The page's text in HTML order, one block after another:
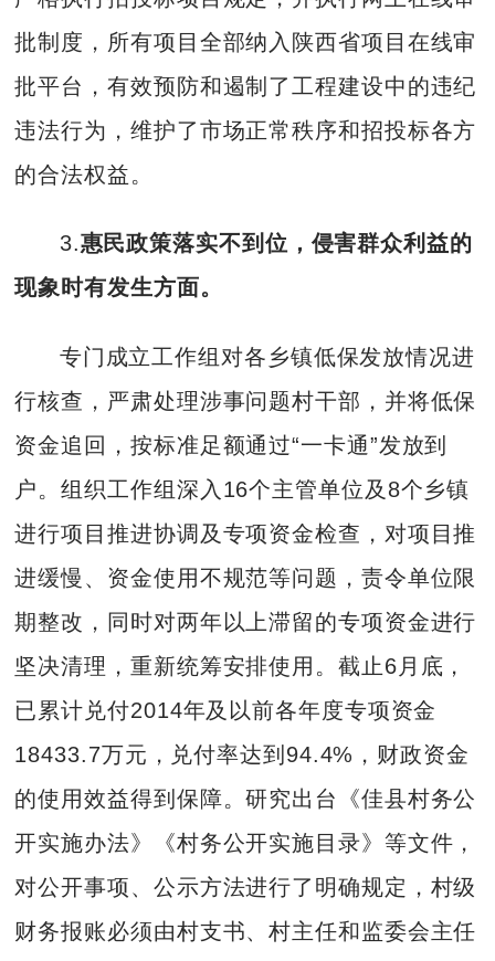
批制度，所有项目全部纳入陕西省项目在线审
批平台，有效预防和遏制了工程建设中的违纪
违法行为，维护了市场正常秩序和招投标各方
的合法权益。
3.惠民政策落实不到位，侵害群众利益的
现象时有发生方面。
专门成立工作组对各乡镇低保发放情况进
行核查，严肃处理涉事问题村干部，并将低保
资金追回，按标准足额通过“一卡通”发放到
户。组织工作组深入16个主管单位及8个乡镇
进行项目推进协调及专项资金检查，对项目推
进缓慢、资金使用不规范等问题，责令单位限
期整改，同时对两年以上滞留的专项资金进行
坚决清理，重新统筹安排使用。截止6月底，
已累计兑付2014年及以前各年度专项资金
18433.7万元，兑付率达到94.4%，财政资金
的使用效益得到保障。研究出台《佳县村务公
开实施办法》《村务公开实施目录》等文件，
对公开事项、公示方法进行了明确规定，村级
财务报账必须由村支书、村主任和监委会主任